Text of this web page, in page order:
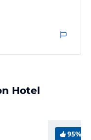
Badezimmer
passte alles.
Hotel
95%